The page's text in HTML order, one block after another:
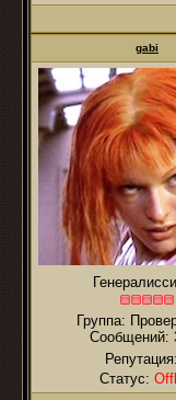
gabi
Группа:
Сообщений:
Репутация:
Статус: